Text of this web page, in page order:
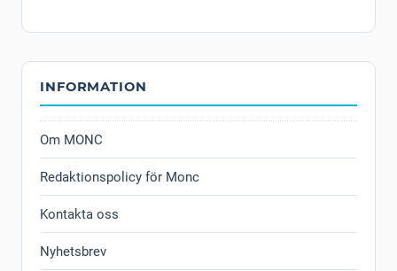
INFORMATION
Om MONC
Redaktionspolicy för Monc
Kontakta oss
Nyhetsbrev